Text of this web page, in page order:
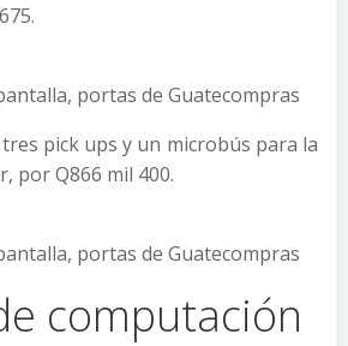
portas de Guatecompras
pick ups y un microbús para la
por Q866 mil 400.
portas de Guatecompras
computación